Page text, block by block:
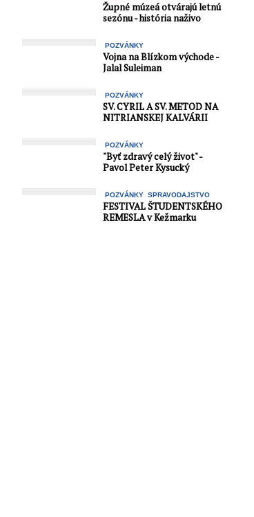
Župné múzeá otvárajú letnú
sezónu - história naživo
POZVÁNKY
Vojna na Blízkom východe -
Jalal Suleiman
POZVÁNKY
SV. CYRIL A SV. METOD NA
NITRIANSKEJ KALVÁRII
POZVÁNKY
"Byť zdravý celý život" -
Pavol Peter Kysucký
POZVÁNKY SPRAVODAJSTVO
FESTIVAL ŠTUDENTSKÉHO
REMESLA v Kežmarku